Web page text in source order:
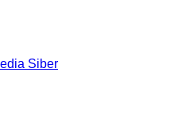
Siber